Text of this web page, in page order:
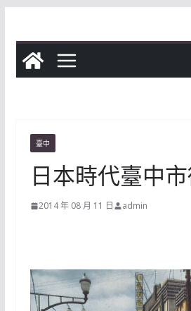
content
臺中
日本時代臺中
2014 年 08 月 11 日 admin